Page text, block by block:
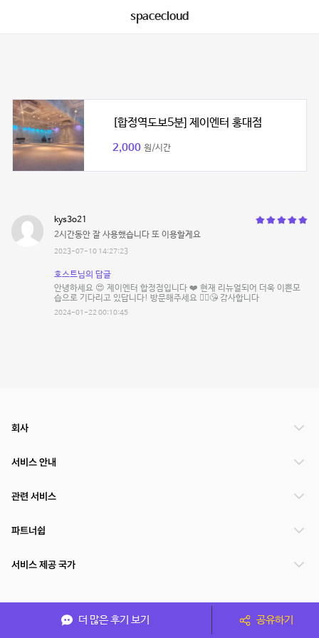
spacecloud
[합정역도보5분] 제이엔터 홍대점
2,000 원/시간
kys3o21
2시간동안 잘 사용했습니다 또 이용할게요
2023-07-10 14:27:23
호스트님의 답글
안녕하세요 😍 제이엔터 합정점입니다 ❤️ 현재 리뉴얼되어 더욱 이쁜모
습으로 기다리고 있답니다! 방문해주세요 🙇‍♂️😘 감사합니다
2024-01-22 00:10:45
더 많은 후기 보기 공유하기
회사
서비스 안내
관련 서비스
파트너쉽
서비스 제공 국가
(주)NSPACE 사업자정보